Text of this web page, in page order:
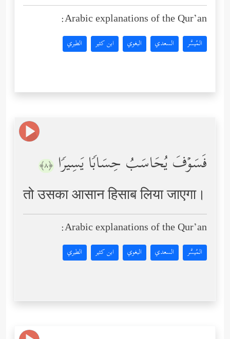
Arabic explanations of the Qur’an:
المُيسَّر السعدي البغوي ابن كثير الطبري
فَسَوۡفَ یُحَاسَبُ حِسَابࣰا یَسِیرࣰا ﴿٨﴾
तो उसका आसान हिसाब लिया जाएगा।
Arabic explanations of the Qur’an:
المُيسَّر السعدي البغوي ابن كثير الطبري